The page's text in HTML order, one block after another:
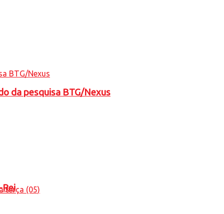
da pesquisa BTG/Nexus